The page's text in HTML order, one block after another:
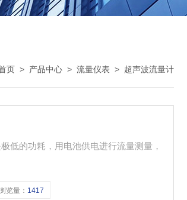
页 > 产品中心 > 流量仪表 > 超声波流量计
低的功耗，用电池供电进行流量测量，
览量： 1417